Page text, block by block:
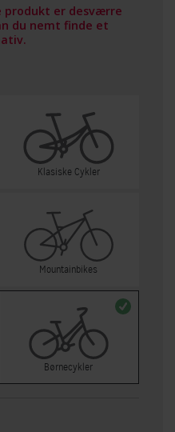
produkt er desværre
du nemt finde et
Klasiske Cykler
Mountainbikes
Børnecykler